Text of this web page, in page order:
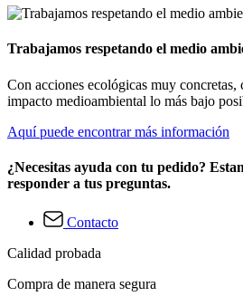
Trabajamos respetando el medio
Con acciones ecológicas muy concretas,
impacto medioambiental lo más bajo
Aquí puede encontrar más información
¿Necesitas ayuda con tu pedido?
responder a tus preguntas.
Contacto
Calidad probada
Compra de manera segura